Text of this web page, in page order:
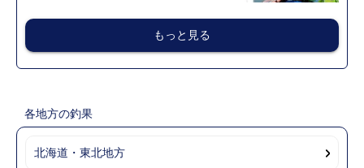
もっと見る
各地方の釣果
北海道・東北地方